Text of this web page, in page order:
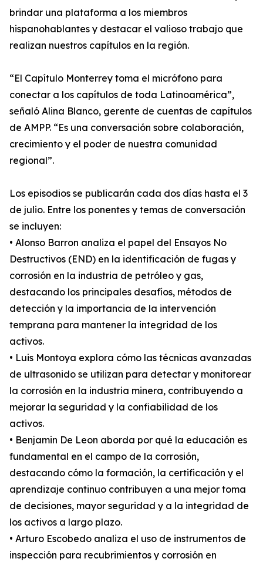
brindar una plataforma a los miembros
hispanohablantes y destacar el valioso trabajo que
realizan nuestros capítulos en la región.
“El Capítulo Monterrey toma el micrófono para
conectar a los capítulos de toda Latinoamérica”,
señaló Alina Blanco, gerente de cuentas de capítulos
de AMPP. “Es una conversación sobre colaboración,
crecimiento y el poder de nuestra comunidad
regional”.
Los episodios se publicarán cada dos días hasta el 3
de julio. Entre los ponentes y temas de conversación
se incluyen:
• Alonso Barron analiza el papel del Ensayos No
Destructivos (END) en la identificación de fugas y
corrosión en la industria de petróleo y gas,
destacando los principales desafíos, métodos de
detección y la importancia de la intervención
temprana para mantener la integridad de los
activos.
• Luis Montoya explora cómo las técnicas avanzadas
de ultrasonido se utilizan para detectar y monitorear
la corrosión en la industria minera, contribuyendo a
mejorar la seguridad y la confiabilidad de los
activos.
• Benjamin De Leon aborda por qué la educación es
fundamental en el campo de la corrosión,
destacando cómo la formación, la certificación y el
aprendizaje continuo contribuyen a una mejor toma
de decisiones, mayor seguridad y a la integridad de
los activos a largo plazo.
• Arturo Escobedo analiza el uso de instrumentos de
inspección para recubrimientos y corrosión en